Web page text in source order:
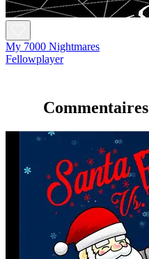
My 7000 Nightmares
Fellowplayer
Commentaires